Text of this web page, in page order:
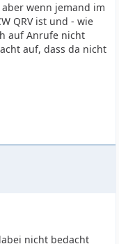
wenn jemand im
QRV ist und - wie
auf Anrufe nicht
auf, dass da nicht
nicht bedacht